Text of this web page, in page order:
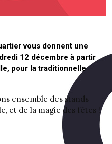
vous donnent une
12 décembre à partir
pour la traditionnelle
ensemble des stands
et de la magie des fêtes !